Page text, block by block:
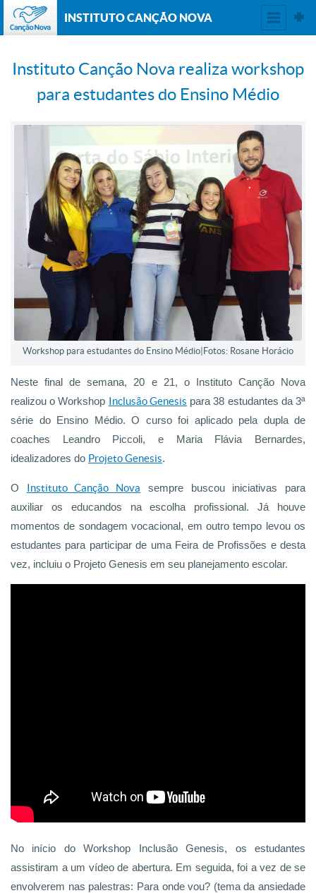
INSTITUTO CANÇÃO NOVA
Instituto Canção Nova realiza workshop
para estudantes do Ensino Médio
Workshop para estudantes do Ensino Médio|Fotos: Rosane Horácio
Neste final de semana, 20 e 21, o Instituto Canção Nova
realizou o Workshop Inclusão Genesis para 38 estudantes da 3ª
série do Ensino Médio. O curso foi aplicado pela dupla de
coaches Leandro Piccoli, e Maria Flávia Bernardes,
idealizadores do Projeto Genesis.
O Instituto Canção Nova sempre buscou iniciativas para
auxiliar os educandos na escolha profissional. Já houve
momentos de sondagem vocacional, em outro tempo levou os
estudantes para participar de uma Feira de Profissões e desta
vez, incluiu o Projeto Genesis em seu planejamento escolar.
No início do Workshop Inclusão Genesis, os estudantes
assistiram a um vídeo de abertura. Em seguida, foi a vez de se
envolverem nas palestras: Para onde vou? (tema da ansiedade